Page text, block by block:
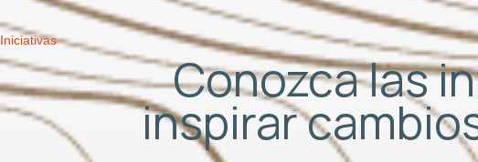
Iniciativas
Conozca las
inspirar